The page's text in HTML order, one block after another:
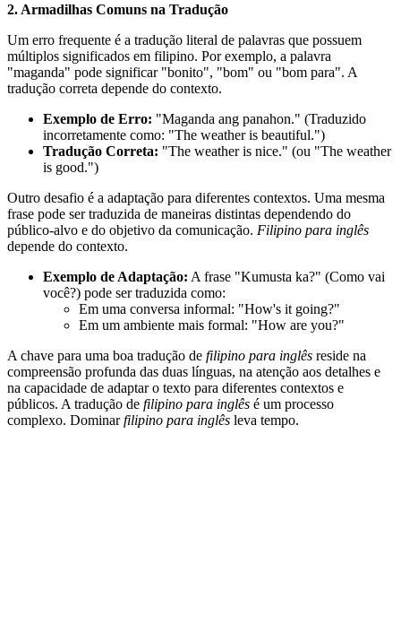
2. Armadilhas Comuns na Tradução
Um erro frequente é a tradução literal de palavras que possuem
múltiplos significados em filipino. Por exemplo, a palavra
"maganda" pode significar "bonito", "bom" ou "bom para". A
tradução correta depende do contexto.
Exemplo de Erro: "Maganda ang panahon." (Traduzido
incorretamente como: "The weather is beautiful.")
Tradução Correta: "The weather is nice." (ou "The weather
is good.")
Outro desafio é a adaptação para diferentes contextos. Uma mesma
frase pode ser traduzida de maneiras distintas dependendo do
público-alvo e do objetivo da comunicação. Filipino para inglês
depende do contexto.
Exemplo de Adaptação: A frase "Kumusta ka?" (Como vai
você?) pode ser traduzida como:
Em uma conversa informal: "How's it going?"
Em um ambiente mais formal: "How are you?"
A chave para uma boa tradução de filipino para inglês reside na
compreensão profunda das duas línguas, na atenção aos detalhes e
na capacidade de adaptar o texto para diferentes contextos e
públicos. A tradução de filipino para inglês é um processo
complexo. Dominarfilipino para inglês leva tempo.